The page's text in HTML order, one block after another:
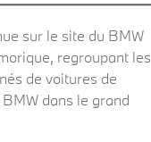
sur le site du BMW
regroupant les
de voitures de
dans le grand